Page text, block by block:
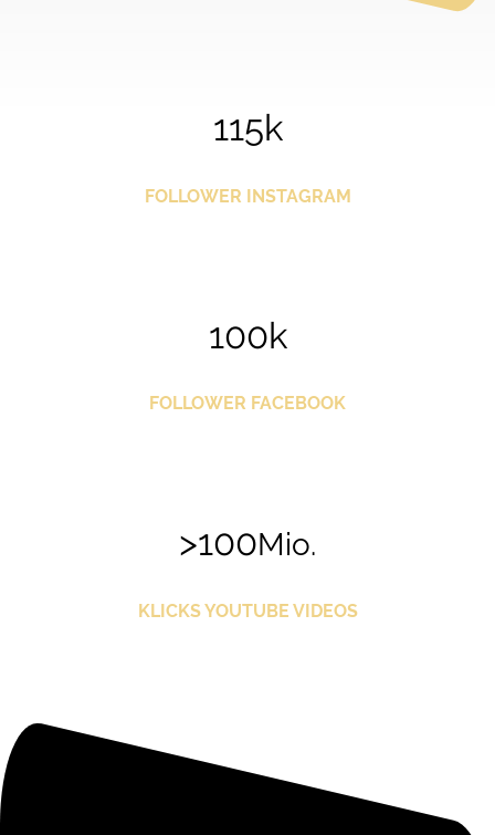
115k
FOLLOWER INSTAGRAM
100k
FOLLOWER FACEBOOK
>100Mio.
KLICKS YOUTUBE VIDEOS